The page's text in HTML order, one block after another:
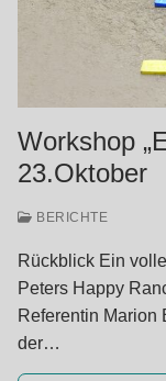
Workshop
23.Oktober
BERICHTE
Rückblick Ein
Peters Happy
Referentin Marion
der…